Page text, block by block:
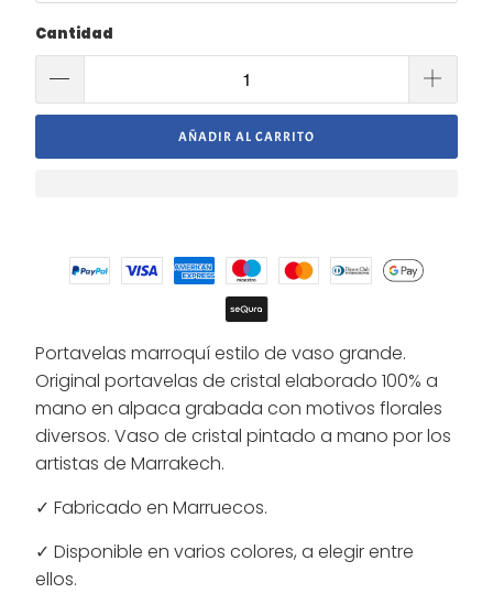
Cantidad
AÑADIR AL CARRITO
Portavelas marroquí estilo de vaso grande.
Original portavelas de cristal elaborado 100% a
mano en alpaca grabada con motivos florales
diversos. Vaso de cristal pintado a mano por los
artistas de Marrakech.
✓ Fabricado en Marruecos.
✓ Disponible en varios colores, a elegir entre
ellos.